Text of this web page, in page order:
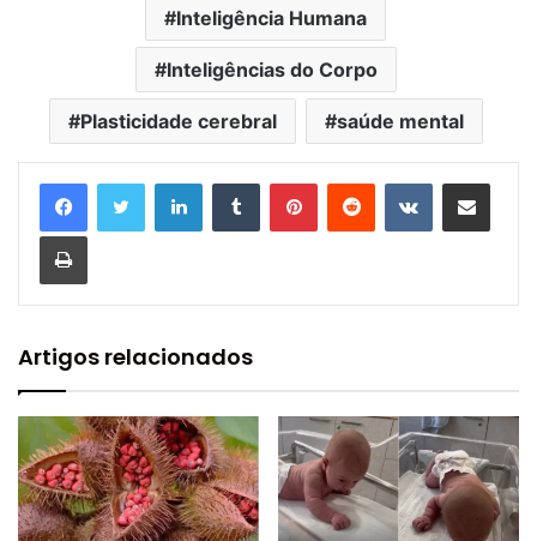
Inteligência Humana
Inteligências do Corpo
Plasticidade cerebral saúde mental
Artigos relacionados